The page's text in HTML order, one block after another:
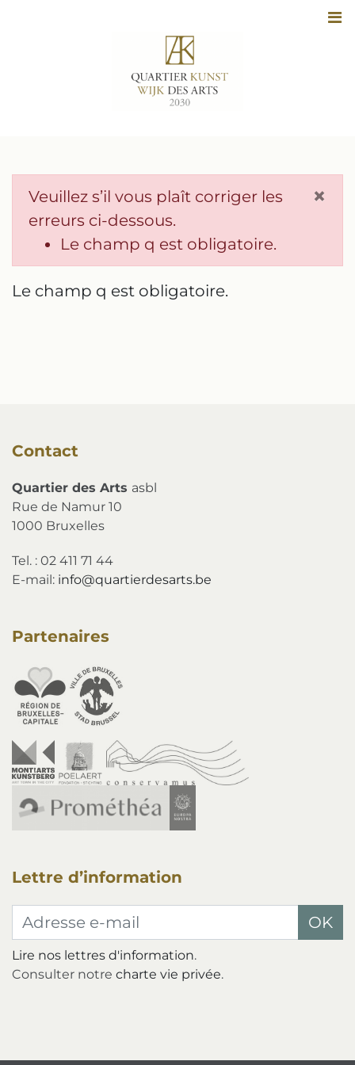
×
Veuillez s’il vous plaît corriger les
erreurs ci-dessous.
Le champ q est obligatoire.
Le champ q est obligatoire.
Contact
Quartier des Arts asbl
Rue de Namur 10
1000 Bruxelles
Tel. : 02 411 71 44
E-mail: info@quartierdesarts.be
Partenaires
Lettre d’information
Adresse e-mail OK
Lire nos lettres d'information.
Consulter notre charte vie privée.